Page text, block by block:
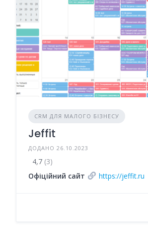
CRM ДЛЯ МАЛОГО БІЗНЕСУ
Jeffit
ДОДАНО 26.10.2023
4,7 (3)
Офіційний сайт
https://jeffit.ru